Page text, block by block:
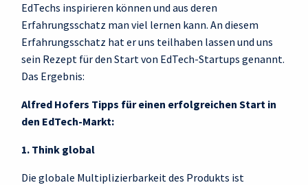
EdTechs inspirieren können und aus deren
Erfahrungsschatz man viel lernen kann. An diesem
Erfahrungsschatz hat er uns teilhaben lassen und uns
sein Rezept für den Start von EdTech-Startups genannt.
Das Ergebnis:
Alfred Hofers Tipps für einen erfolgreichen Start in
den EdTech-Markt:
1. Think global
Die globale Multiplizierbarkeit des Produkts ist